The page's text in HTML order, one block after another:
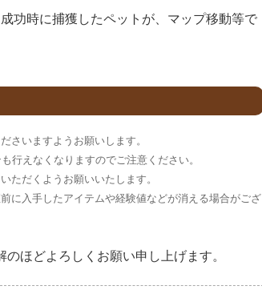
功時に捕獲したペットが、マップ移動等で
さいますようお願いします。
行えなくなりますのでご注意ください。
ただくようお願いいたします。
に入手したアイテムや経験値などが消える場合がござ
ほどよろしくお願い申し上げます。